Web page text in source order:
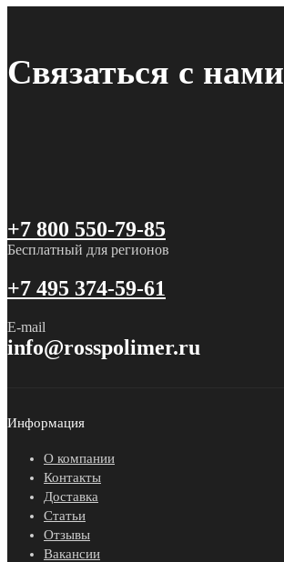
Связаться с нами
+7 800 550-79-85
Бесплатный для регионов
+7 495 374-59-61
E-mail
info@rosspolimer.ru
Информация
О компании
Контакты
Доставка
Статьи
Отзывы
Вакансии